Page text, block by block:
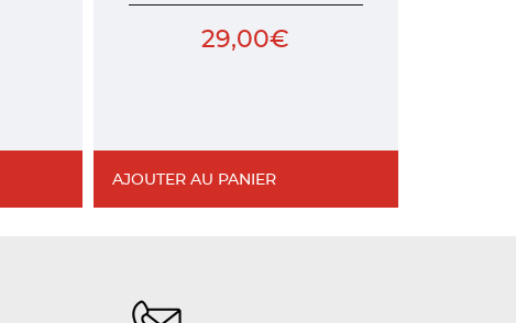
29,00€
AJOUTER AU PANIER